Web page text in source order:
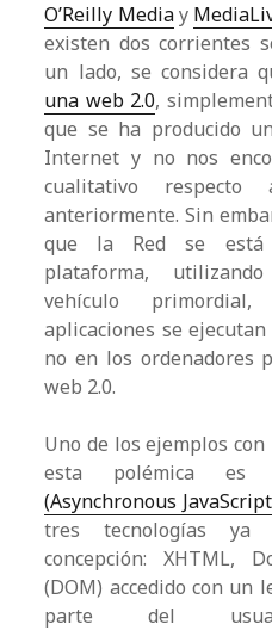
O’Reilly Mediay
existen dos corrientes
un lado, se considera
una web 2.0,
que se ha producido
Internet y no nos
cualitativo
anteriormente. Sin
que la Red se está
plataforma,
vehículo
aplicaciones se
no en los ordenadores
web 2.0.
Uno de los ejemplos
esta polémica es
(Asynchronous
tres tecnologías ya
concepción: XHTML,
(DOM) accedido con un
parte del